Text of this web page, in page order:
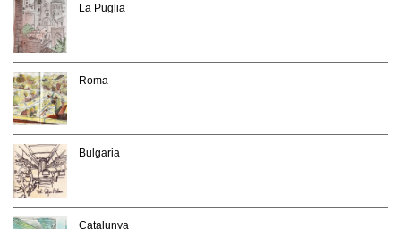
La Puglia
Roma
Bulgaria
Catalunya